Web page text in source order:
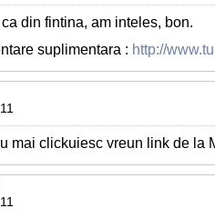
din fintina, am inteles, bon.
suplimentara : http://
mai clickuiesc vreun link de la